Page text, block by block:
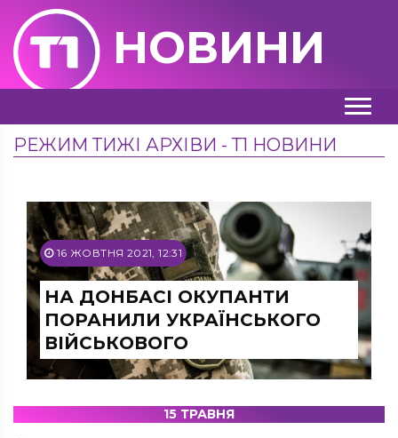
НОВИНИ
РЕЖИМ ТИЖІ АРХІВИ - Т1 НОВИНИ
16 ЖОВТНЯ 2021, 12:31
НА ДОНБАСІ ОКУПАНТИ
ПОРАНИЛИ УКРАЇНСЬКОГО
ВІЙСЬКОВОГО
15 ТРАВНЯ